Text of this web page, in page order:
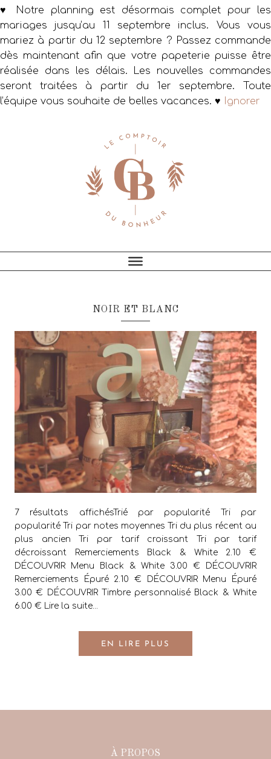
♥ Notre planning est désormais complet pour les
mariages jusqu’au 11 septembre inclus. Vous vous
mariez à partir du 12 septembre ? Passez commande
dès maintenant afin que votre papeterie puisse être
réalisée dans les délais. Les nouvelles commandes
seront traitées à partir du 1er septembre. Toute
l’équipe vous souhaite de belles vacances. ♥
Ignorer
NOIR ET BLANC
7 résultats affichésTrié par popularité Tri par
popularité Tri par notes moyennes Tri du plus récent au
plus ancien Tri par tarif croissant Tri par tarif
décroissant Remerciements Black & White 2.10 €
DÉCOUVRIR Menu Black & White 3.00 € DÉCOUVRIR
Remerciements Épuré 2.10 € DÉCOUVRIR Menu Épuré
3.00 € DÉCOUVRIR Timbre personnalisé Black & White
6.00 € Lire la suite...
EN LIRE PLUS
À PROPOS